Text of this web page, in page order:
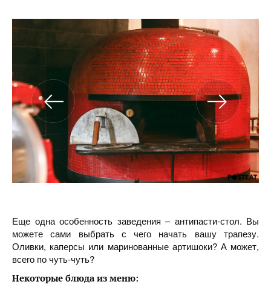
Еще одна особенность заведения – антипасти-стол. Вы
можете сами выбрать с чего начать вашу трапезу.
Оливки, каперсы или маринованные артишоки? А может,
всего по чуть-чуть?
Некоторые блюда из меню: